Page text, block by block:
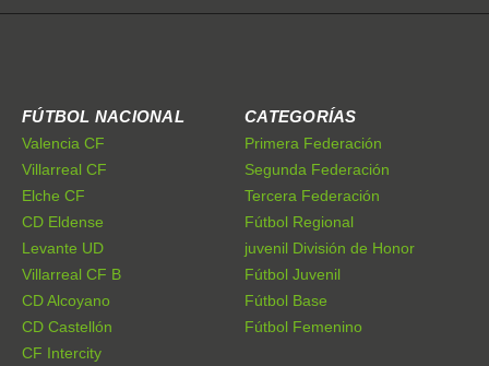
FÚTBOL NACIONAL
Valencia CF
Villarreal CF
Elche CF
CD Eldense
Levante UD
Villarreal CF B
CD Alcoyano
CD Castellón
CF Intercity
CATEGORÍAS
Primera Federación
Segunda Federación
Tercera Federación
Fútbol Regional
juvenil División de Honor
Fútbol Juvenil
Fútbol Base
Fútbol Femenino